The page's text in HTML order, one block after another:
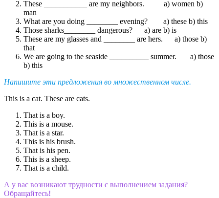
These ___________ are my neighbors. a) women b)
man
What are you doing ________ evening? a) these b) this
Those sharks________ dangerous? a) are b) is
These are my glasses and ________ are hers. a) those b)
that
We are going to the seaside __________ summer. a) those
b) this
Напишите эти предложения во множественном числе.
This is a cat. These are cats.
That is a boy.
This is a mouse.
That is a star.
This is his brush.
That is his pen.
This is a sheep.
That is a child.
А у вас возникают трудности с выполнением задания?
Обращайтесь!